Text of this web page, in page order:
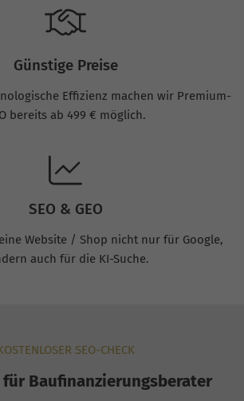
Günstige Preise
Effizienz machen wir Premium-
bereits ab 499 € möglich.
SEO & GEO
Website / Shop nicht nur für Google,
auch für die KI-Suche.
SEO-CHECK
für Baufinanzierungsberater